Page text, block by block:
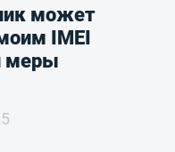
может
IMEI
меры